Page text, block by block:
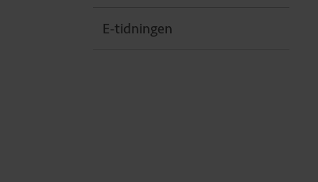
E-tidningen